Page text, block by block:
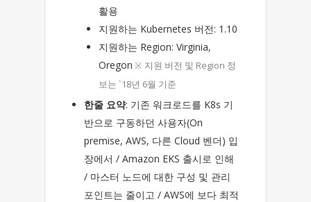
활용
지원하는 Kubernetes 버전: 1.10
지원하는 Region: Virginia,
Oregon ※ 지원 버전 및 Region 정
보는 `18년 6월 기준
한줄 요약: 기존 워크로드를 K8s 기
반으로 구동하던 사용자(On
premise, AWS, 다른 Cloud 벤더) 입
장에서 / Amazon EKS 출시로 인해
/ 마스터 노드에 대한 구성 및 관리
포인트는 줄이고 / AWS에 보다 최적